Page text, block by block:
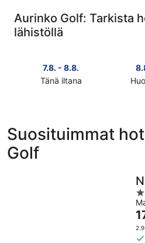
Aurinko Golf: Tarkista
lähistöllä
7.8. - 8.8.
Tänä iltana
kohdetta
Aurinko
Golf
täksi
8.8.
9.8.
Suosituimmat
Golf
4
of
5
on